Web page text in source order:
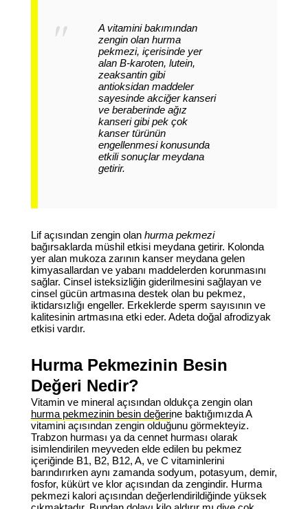
A vitamini bakımından
zengin olan hurma
pekmezi, içerisinde yer
alan B-karoten, lutein,
zeaksantin gibi
antioksidan maddeler
sayesinde akciğer kanseri
ve beraberinde ağız
kanseri gibi pek çok
kanser türünün
engellenmesi konusunda
etkili sonuçlar meydana
getirir.
Lif açısından zengin olan hurma pekmezi
bağırsaklarda müshil etkisi meydana getirir. Kolonda
yer alan mukoza zarının kanser meydana gelen
kimyasallardan ve yabanı maddelerden korunmasını
sağlar. Cinsel isteksizliğin giderilmesini sağlayan ve
cinsel gücün artmasına destek olan bu pekmez,
iktidarsızlığı engeller. Erkeklerde sperm sayısının ve
kalitesinin artmasına etki eder. Adeta doğal afrodizyak
etkisi vardır.
Hurma Pekmezinin Besin
Değeri Nedir?
Vitamin ve mineral açısından oldukça zengin olan
hurma pekmezinin besin değerine baktığımızda A
vitamini açısından zengin olduğunu görmekteyiz.
Trabzon hurması ya da cennet hurması olarak
isimlendirilen meyveden elde edilen bu pekmez
içeriğinde B1, B2, B12, A, ve C vitaminlerini
barındırırken aynı zamanda sodyum, potasyum, demir,
fosfor, kükürt ve klor açısından da zengindir. Hurma
pekmezi kaloriaçısından değerlendirildiğinde yüksek